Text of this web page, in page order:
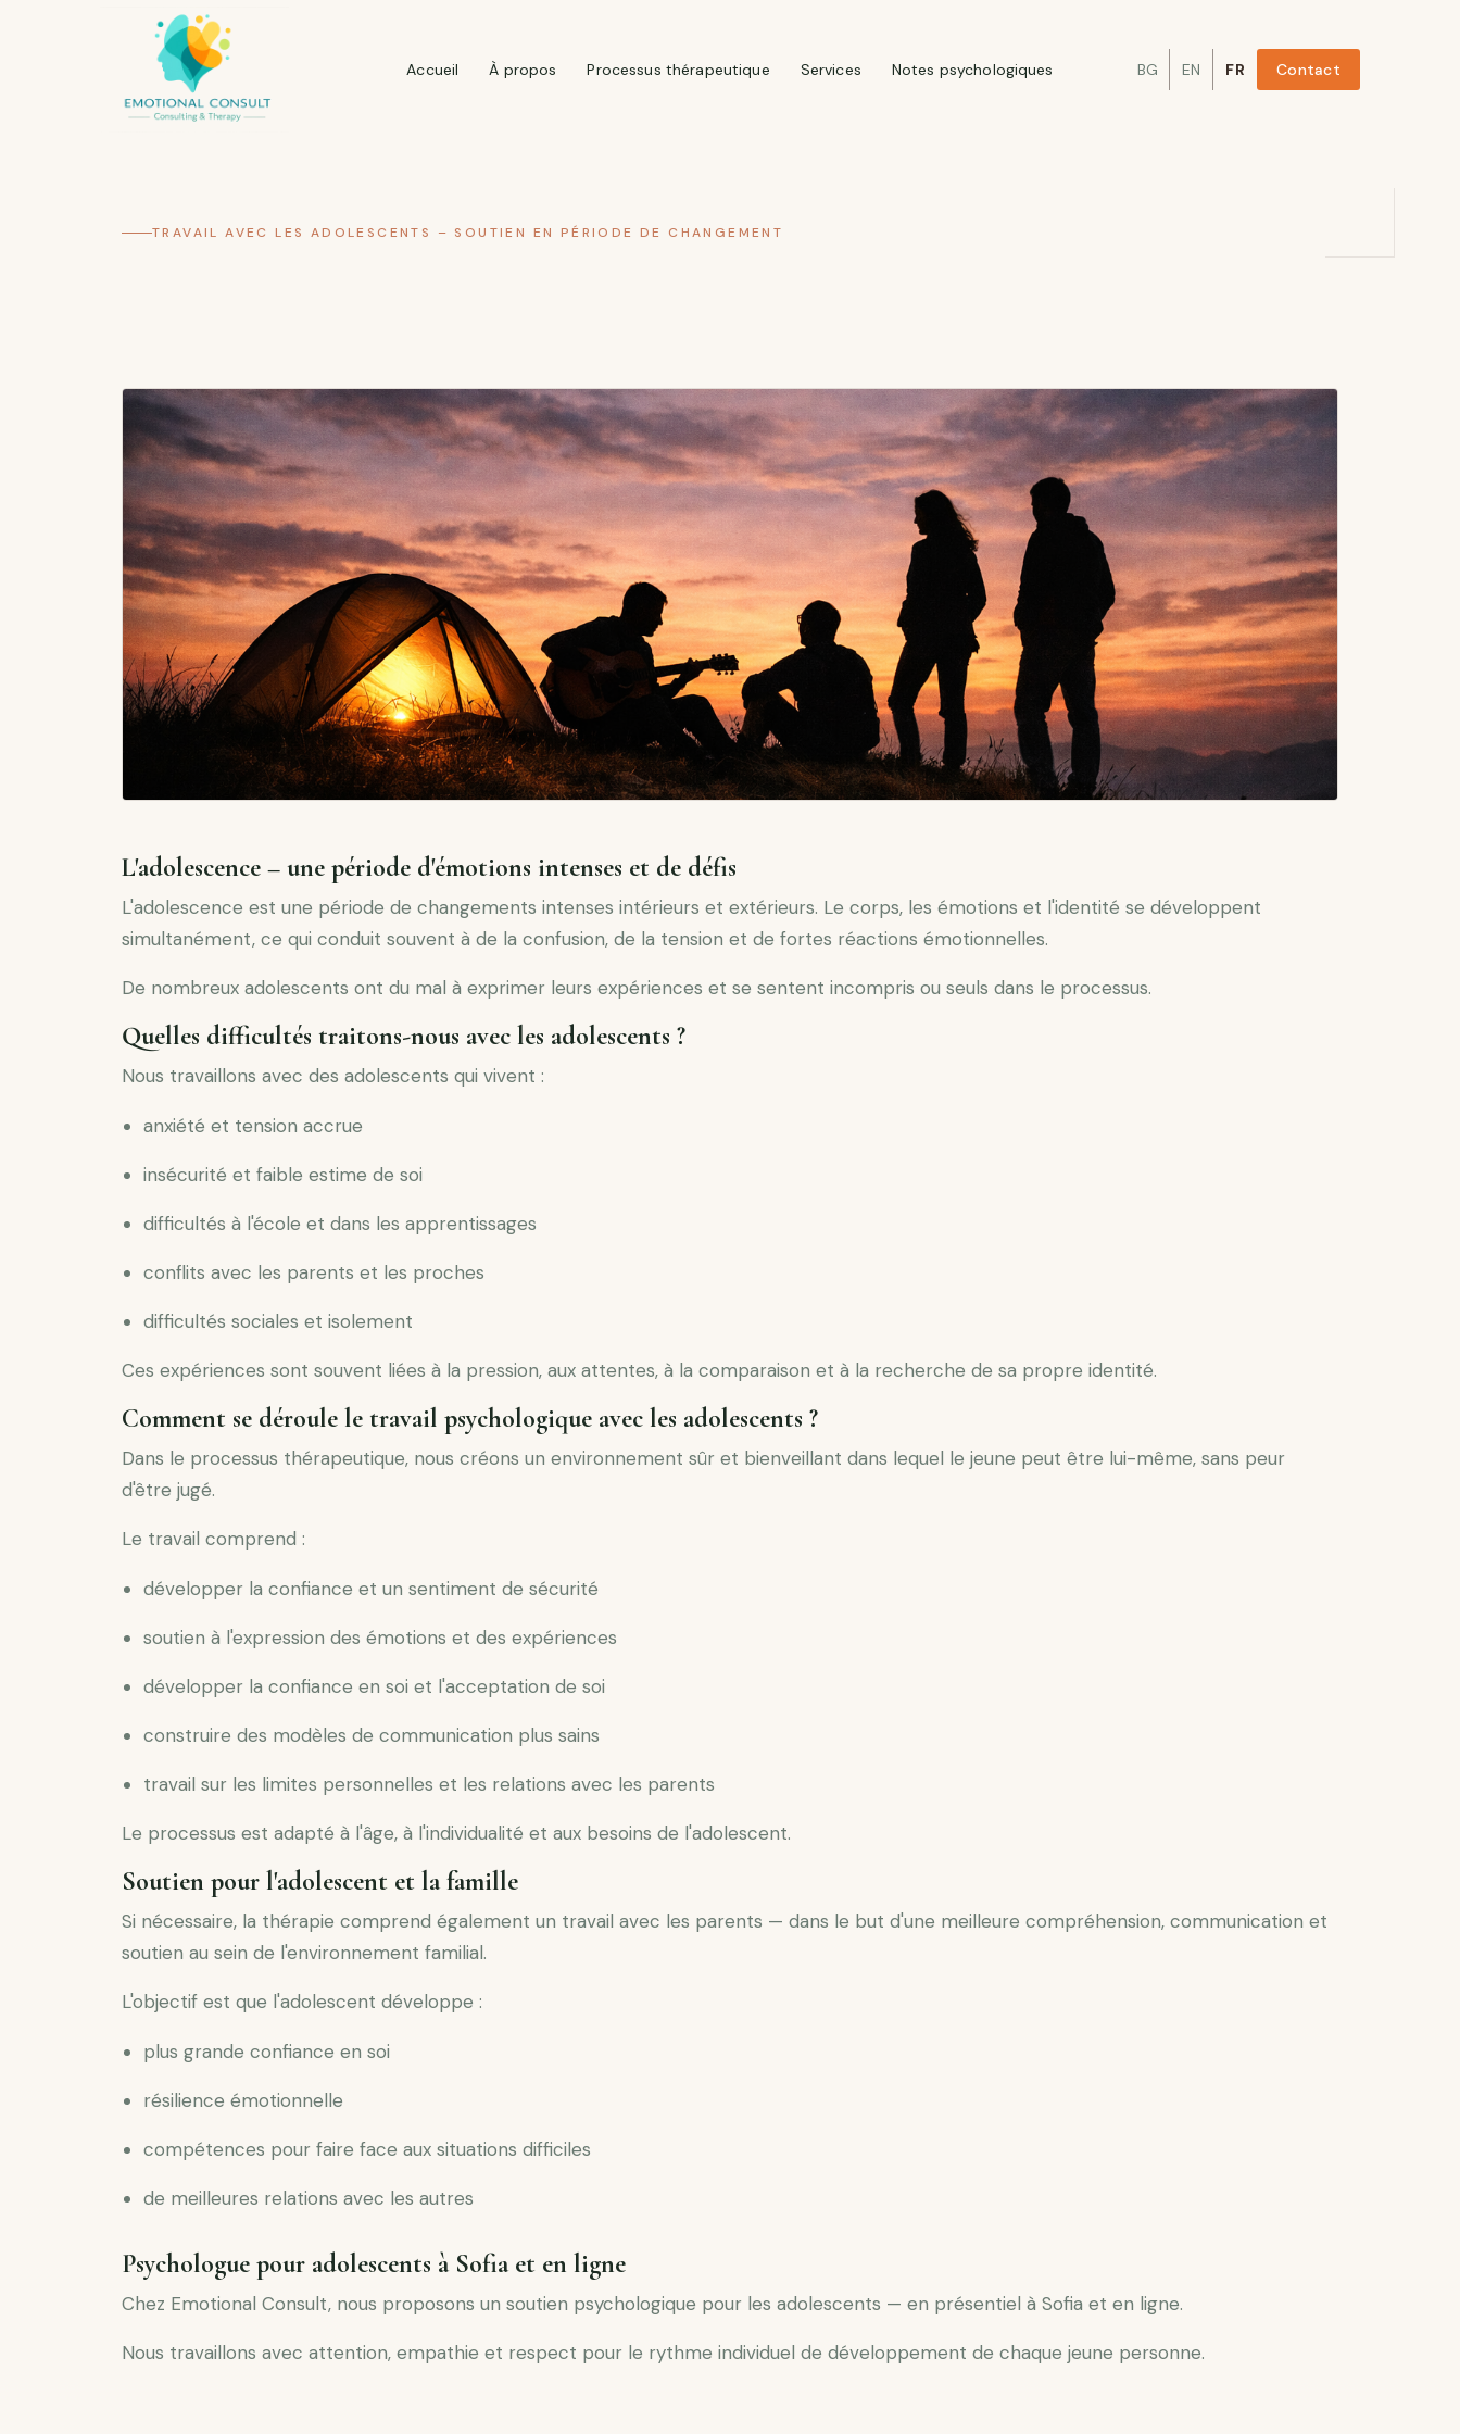
Accueil À propos Processus thérapeutique Services Notes psychologiques BG EN FR Contact
TRAVAIL AVEC LES ADOLESCENTS – SOUTIEN EN PÉRIODE DE CHANGEMENT
L'adolescence – une période d'émotions intenses et de défis
L'adolescence est une période de changements intenses intérieurs et extérieurs. Le corps, les émotions et l'identité se développent
simultanément, ce qui conduit souvent à de la confusion, de la tension et de fortes réactions émotionnelles.
De nombreux adolescents ont du mal à exprimer leurs expériences et se sentent incompris ou seuls dans le processus.
Quelles difficultés traitons-nous avec les adolescents ?
Nous travaillons avec des adolescents qui vivent :
anxiété et tension accrue
insécurité et faible estime de soi
difficultés à l'école et dans les apprentissages
conflits avec les parents et les proches
difficultés sociales et isolement
Ces expériences sont souvent liées à la pression, aux attentes, à la comparaison et à la recherche de sa propre identité.
Comment se déroule le travail psychologique avec les adolescents ?
Dans le processus thérapeutique, nous créons un environnement sûr et bienveillant dans lequel le jeune peut être lui-même, sans peur
d'être jugé.
Le travail comprend :
développer la confiance et un sentiment de sécurité
soutien à l'expression des émotions et des expériences
développer la confiance en soi et l'acceptation de soi
construire des modèles de communication plus sains
travail sur les limites personnelles et les relations avec les parents
Le processus est adapté à l'âge, à l'individualité et aux besoins de l'adolescent.
Soutien pour l'adolescent et la famille
Si nécessaire, la thérapie comprend également un travail avec les parents — dans le but d'une meilleure compréhension, communication et
soutien au sein de l'environnement familial.
L'objectif est que l'adolescent développe :
plus grande confiance en soi
résilience émotionnelle
compétences pour faire face aux situations difficiles
de meilleures relations avec les autres
Psychologue pour adolescents à Sofia et en ligne
Chez Emotional Consult, nous proposons un soutien psychologique pour les adolescents — en présentiel à Sofia et en ligne.
Nous travaillons avec attention, empathie et respect pour le rythme individuel de développement de chaque jeune personne.